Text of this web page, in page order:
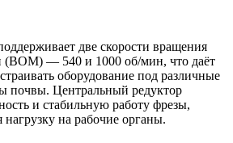
две скорости вращения
(ВОМ) — 540 и 1000 об/мин, что даёт
оборудование под различные
почвы. Центральный редуктор
и стабильную работу фрезы,
на рабочие органы.